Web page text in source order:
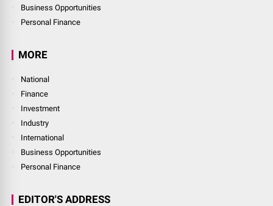
Business Opportunities
Personal Finance
MORE
National
Finance
Investment
Industry
International
Business Opportunities
Personal Finance
EDITOR'S ADDRESS